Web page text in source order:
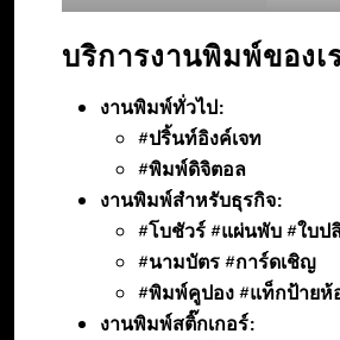
บริการงานพิมพ์ของเ
งานพิมพ์ทั่วไป:
#ปริ้นท์อิงค์เจท
#พิมพ์ดิจิตอล
งานพิมพ์สำหรับธุรกิจ:
#โบชัวร์ #แผ่นพับ #ใบป
#นามบัตร #การ์ดเชิญ
#พิมพ์คูปอง #แท็กป้ายห้
งานพิมพ์สติ๊กเกอร์: